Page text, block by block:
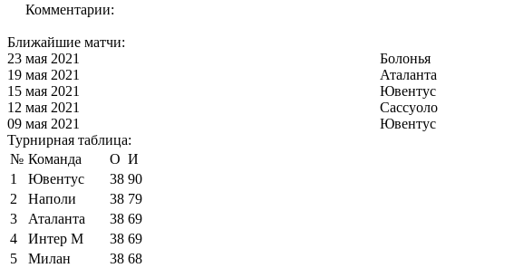
Комментарии:
Ближайшие матчи:
23 мая 2021
Болонья
19 мая 2021
Аталанта
15 мая 2021
Ювентус
12 мая 2021
Сассуоло
09 мая 2021
Ювентус
Турнирная таблица:
№ Команда О И
1
Ювентус 38 90
2
Наполи 38 79
3
Аталанта 38 69
4
Интер М 38 69
5
Милан 38 68